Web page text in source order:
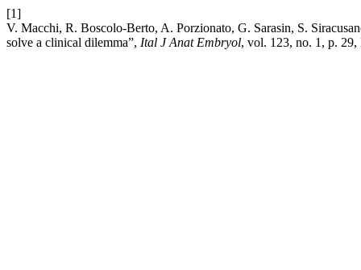
[1]
V. Macchi, R. Boscolo-Berto, A. Porzionato, G. Sarasin, S.
solve a clinical dilemma”, Ital J Anat Embryol, vol. 123, no. 1, p. 29,